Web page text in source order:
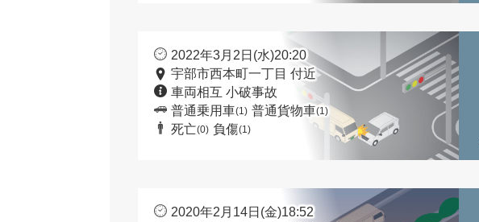
2022年3月2日(水)20:20
宇部市西本町一丁目 付近
車両相互 小破事故
普通乗用車(1) 普通貨物車(1)
死亡(0) 負傷(1)
2020年2月14日(金)18:52